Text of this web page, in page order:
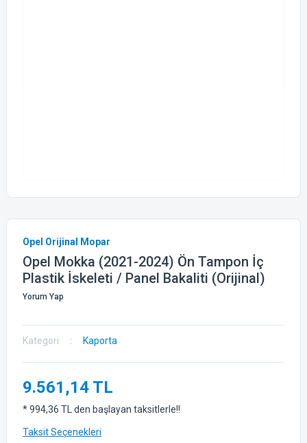
Opel Orijinal Mopar
Opel Mokka (2021-2024) Ön Tampon İç
Plastik İskeleti / Panel Bakaliti (Orijinal)
Yorum Yap
Kategori Kaporta
9.561,14 TL
* 994,36 TL den başlayan taksitlerle!!
Taksit Seçenekleri